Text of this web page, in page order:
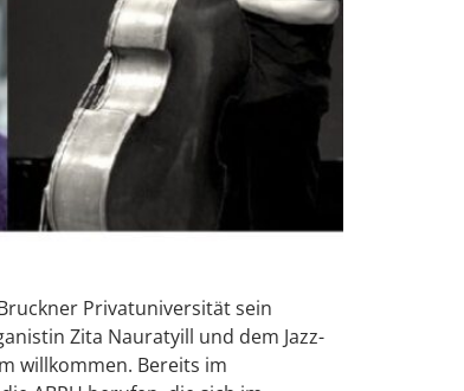
Privatuniversität sein
Zita Nauratyill und dem Jazz-
willkommen. Bereits im